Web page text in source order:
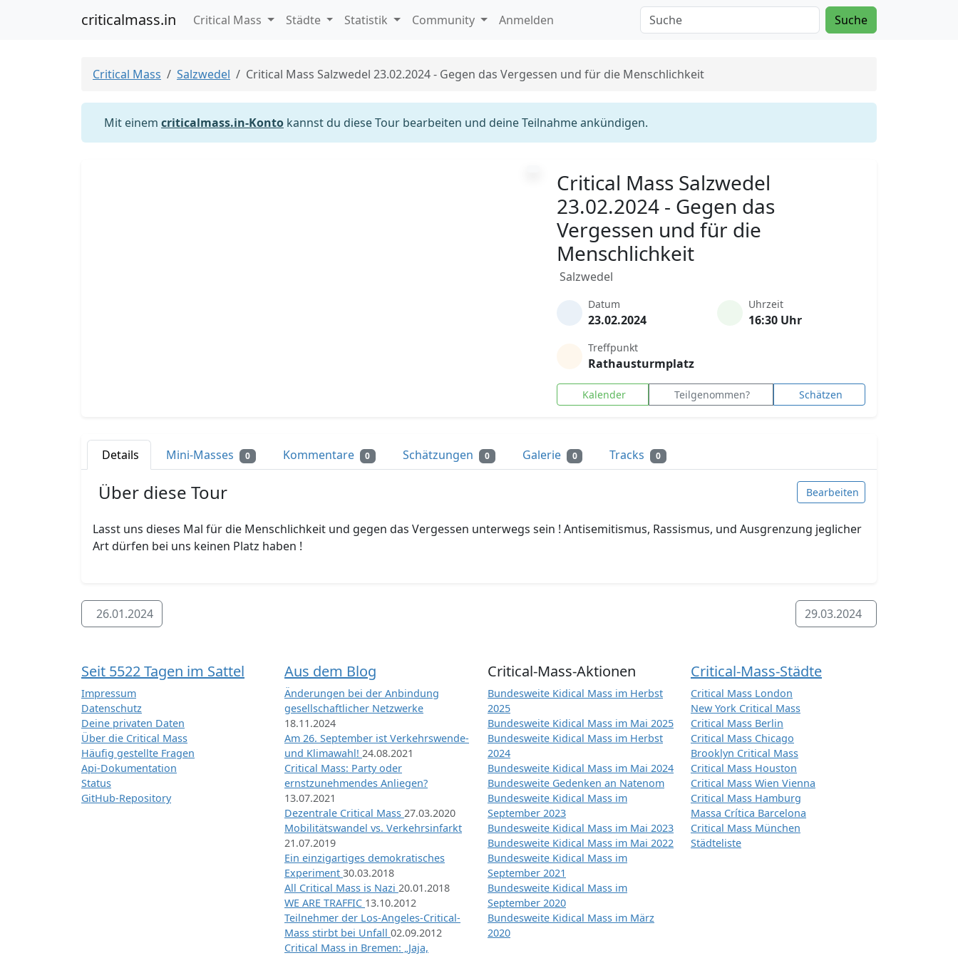
criticalmass.in Critical Mass Städte Statistik Community Anmelden Suche
Critical Mass Salzwedel Critical Mass Salzwedel 23.02.2024 - Gegen das Vergessen und für die Menschlichkeit
Mit einem criticalmass.in-Konto kannst du diese Tour bearbeiten und deine Teilnahme ankündigen.
Critical Mass Salzwedel
23.02.2024 - Gegen das
Vergessen und für die
Menschlichkeit
Salzwedel
Datum
23.02.2024
Uhrzeit
16:30 Uhr
Treffpunkt
Rathausturmplatz
Kalender Teilgenommen? Schätzen
Details Mini-Masses 0 Kommentare 0 Schätzungen 0 Galerie 0 Tracks 0
Über diese Tour Bearbeiten
Lasst uns dieses Mal für die Menschlichkeit und gegen das Vergessen unterwegs sein ! Antisemitismus, Rassismus, und Ausgrenzung jeglicher
Art dürfen bei uns keinen Platz haben !
26.01.2024 29.03.2024
Seit 5522 Tagen im Sattel
Impressum
Datenschutz
Deine privaten Daten
Über die Critical Mass
Häufig gestellte Fragen
Api-Dokumentation
Status
GitHub-Repository
Aus dem Blog
Änderungen bei der Anbindung
gesellschaftlicher Netzwerke
18.11.2024
Am 26. September ist Verkehrswende-
und Klimawahl! 24.08.2021
Critical Mass: Party oder
ernstzunehmendes Anliegen?
13.07.2021
Dezentrale Critical Mass 27.03.2020
Mobilitätswandel vs. Verkehrsinfarkt
21.07.2019
Ein einzigartiges demokratisches
Experiment 30.03.2018
All Critical Mass is Nazi 20.01.2018
WE ARE TRAFFIC 13.10.2012
Teilnehmer der Los-Angeles-Critical-
Mass stirbt bei Unfall 02.09.2012
Critical Mass in Bremen: „Jaja,
Critical-Mass-Aktionen
Bundesweite Kidical Mass im Herbst
2025
Bundesweite Kidical Mass im Mai 2025
Bundesweite Kidical Mass im Herbst
2024
Bundesweite Kidical Mass im Mai 2024
Bundesweite Gedenken an Natenom
Bundesweite Kidical Mass im
September 2023
Bundesweite Kidical Mass im Mai 2023
Bundesweite Kidical Mass im Mai 2022
Bundesweite Kidical Mass im
September 2021
Bundesweite Kidical Mass im
September 2020
Bundesweite Kidical Mass im März
2020
Critical-Mass-Städte
Critical Mass London
New York Critical Mass
Critical Mass Berlin
Critical Mass Chicago
Brooklyn Critical Mass
Critical Mass Houston
Critical Mass Wien Vienna
Critical Mass Hamburg
Massa Crítica Barcelona
Critical Mass München
Städteliste